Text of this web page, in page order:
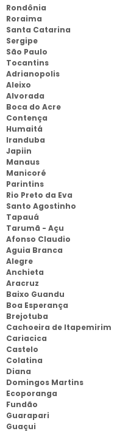
Rondônia
Roraima
Santa Catarina
Sergipe
São Paulo
Tocantins
Adrianopolis
Aleixo
Alvorada
Boca do Acre
Contença
Humaitá
Iranduba
Japiin
Manaus
Manicoré
Parintins
Rio Preto da Eva
Santo Agostinho
Tapauá
Tarumã - Açu
Afonso Claudio
Aguia Branca
Alegre
Anchieta
Aracruz
Baixo Guandu
Boa Esperança
Brejotuba
Cachoeira de Itapemirim
Cariacica
Castelo
Colatina
Diana
Domingos Martins
Ecoporanga
Fundão
Guarapari
Guaçui